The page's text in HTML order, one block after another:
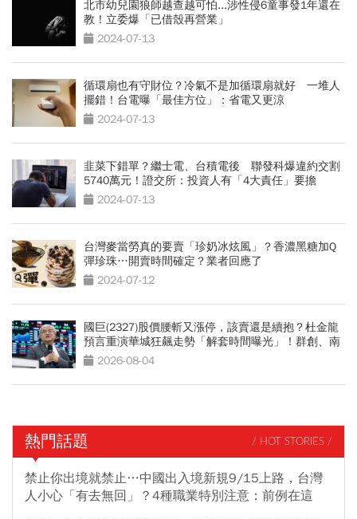
北市幼兒園狼師越查越可怕...涉性侵6童事發1年還在
教！立委爆「已借殼再營業」
2024-07-13
循環扇也有守財位？冷氣不是加循環扇就好 一堆人
擺錯！台電曝「最佳方位」：省電又更涼
2024-07-13
韭菜下錯單？繼士電、台積電後 聯發科爆違約交割
5740萬元！證交所：投資人有「4大責任」要擔
2024-07-13
台灣麥當勞真的要賣「珍奶冰炫風」？香濃黑糖加Q
彈珍珠…開賣時間確定？業者回應了
2024-07-12
國巨(2327)股價腰斬又漲停，該賣還是續抱？杜金龍
預言重演華城狂飆走勢「解套時間曝光」！群創、南
亞科也點名
2026-08-04
熱門話題 / HOT STORIES /
禁止你出境就禁止…中國出入境新規9/15上路，台灣
人小心「有去無回」？4種職業特別注意：前例在這